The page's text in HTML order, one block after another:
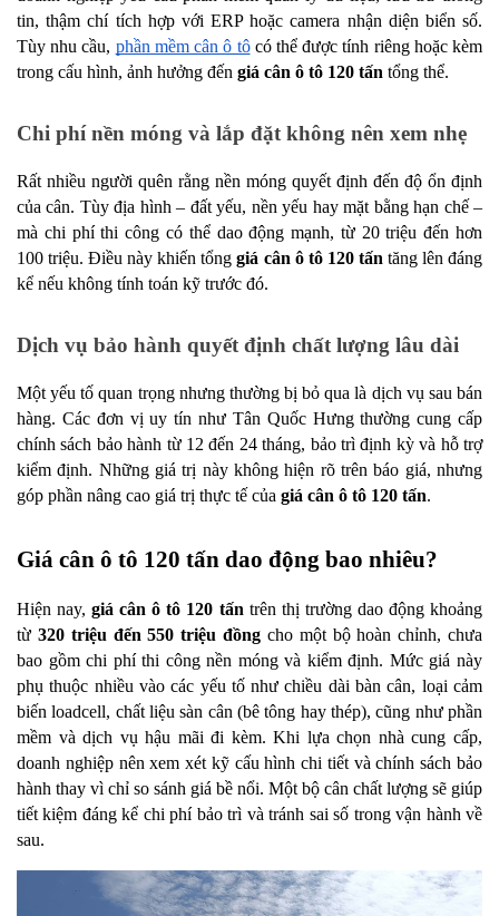
tin, thậm chí tích hợp với ERP hoặc camera nhận diện biển số.
Tùy nhu cầu, phần mềm cân ô tô có thể được tính riêng hoặc kèm
trong cấu hình, ảnh hưởng đến giá cân ô tô 120 tấn tổng thể.
Chi phí nền móng và lắp đặt không nên xem nhẹ
Rất nhiều người quên rằng nền móng quyết định đến độ ổn định
của cân. Tùy địa hình – đất yếu, nền yếu hay mặt bằng hạn chế –
mà chi phí thi công có thể dao động mạnh, từ 20 triệu đến hơn
100 triệu. Điều này khiến tổng giá cân ô tô 120 tấn tăng lên đáng
kể nếu không tính toán kỹ trước đó.
Dịch vụ bảo hành quyết định chất lượng lâu dài
Một yếu tố quan trọng nhưng thường bị bỏ qua là dịch vụ sau bán
hàng. Các đơn vị uy tín như Tân Quốc Hưng thường cung cấp
chính sách bảo hành từ 12 đến 24 tháng, bảo trì định kỳ và hỗ trợ
kiểm định. Những giá trị này không hiện rõ trên báo giá, nhưng
góp phần nâng cao giá trị thực tế của giá cân ô tô 120 tấn.
Giá cân ô tô 120 tấn dao động bao nhiêu?
Hiện nay, giá cân ô tô 120 tấn trên thị trường dao động khoảng
từ 320 triệu đến 550 triệu đồng cho một bộ hoàn chỉnh, chưa
bao gồm chi phí thi công nền móng và kiểm định. Mức giá này
phụ thuộc nhiều vào các yếu tố như chiều dài bàn cân, loại cảm
biến loadcell, chất liệu sàn cân (bê tông hay thép), cũng như phần
mềm và dịch vụ hậu mãi đi kèm. Khi lựa chọn nhà cung cấp,
doanh nghiệp nên xem xét kỹ cấu hình chi tiết và chính sách bảo
hành thay vì chỉ so sánh giá bề nổi. Một bộ cân chất lượng sẽ giúp
tiết kiệm đáng kể chi phí bảo trì và tránh sai số trong vận hành về
sau.